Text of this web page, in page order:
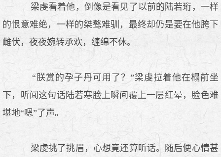
梁虔看着他，倒像是看见了以前的陆若珩，一样
的恨意难绝，一样的桀骜难驯，最终却仍是要在他胯下
雌伏，夜夜婉转承欢，缠绵不休。
“朕赏的孕子丹可用了？”梁虔拉着他在榻前坐
下，听闻这句话陆若寒脸上瞬间覆上一层红晕，脸色难
堪地“嗯”了声。
梁虔挑了挑眉，心想竟还算听话。随后便心情甚